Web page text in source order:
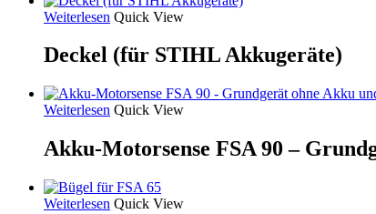
Weiterlesen Quick View
Deckel (für STIHL Akkugeräte)
Weiterlesen Quick View
Akku-Motorsense FSA 90 –
Weiterlesen Quick View